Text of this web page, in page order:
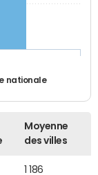
nationale
Moyenne
des villes
1 186